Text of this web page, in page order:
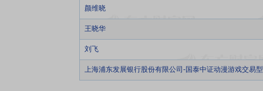
颜维晓
王晓华
刘飞
上海浦东发展银行股份有限公司-国泰中证动漫游戏交易